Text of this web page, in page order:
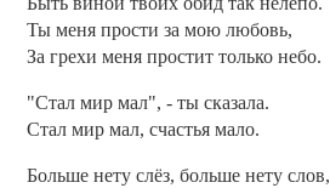
Ты меня прости за мою любовь,
За грехи меня простит только небо.
"Стал мир мал", - ты сказала.
Стал мир мал, счастья мало.
Больше нету слёз, больше нету слов,